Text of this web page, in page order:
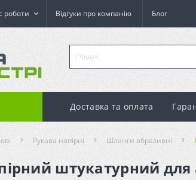
роботи Відгуки про компанію Блог
Доставка та оплата
Рукава напірні Шланги абразивні
штукатурний